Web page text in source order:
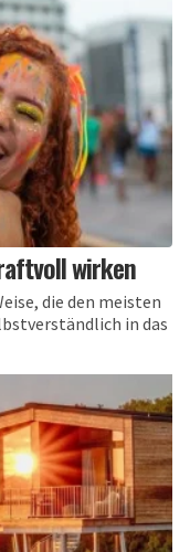
wirken
die den meisten
in das